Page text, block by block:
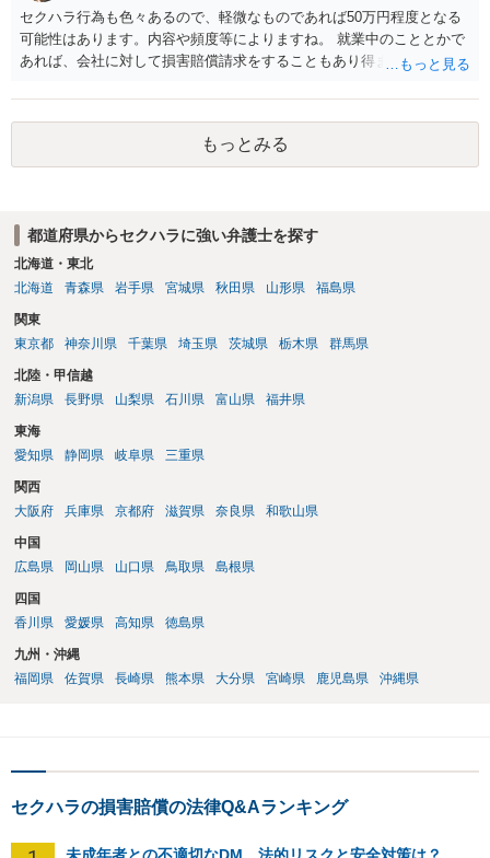
れますので、録音データやLINEでのやり取り等を確認する必要がある
かと存じます。 ⑤退職勧奨については退職する意思がないのであれば
きっぱりと断ればよく、解雇については不当な解雇である場合には解
雇無効を争うなどの対応が考えられます。 回答としては以上になりま
すが、まずは、資料一式をご持参いただき最寄りの法律事務所にご相
談するか、労働基準監督署に相談する等の対応をしていただくことが
セクハラ行為も色々あるので、軽微なものであれば50万円程度となる
可能性はあります。内容や頻度等によりますね。 就業中のこととかで
あれば、会社に対して損害賠償請求をすることもあり得ます。
もっとみる
都道府県からセクハラに強い弁護士を探す
北海道・東北
北海道
青森県 岩手県 宮城県 秋田県 山形県 福島県
関東
東京都
神奈川県 千葉県 埼玉県 茨城県 栃木県 群馬県
北陸・甲信越
新潟県
長野県 山梨県 石川県 富山県 福井県
東海
愛知県
静岡県 岐阜県 三重県
関西
大阪府
兵庫県 京都府 滋賀県 奈良県 和歌山県
中国
広島県
岡山県 山口県 鳥取県 島根県
四国
香川県
愛媛県 高知県 徳島県
九州・沖縄
福岡県
佐賀県 長崎県 熊本県 大分県 宮崎県 鹿児島県 沖縄県
セクハラの損害賠償の法律Q&Aランキング